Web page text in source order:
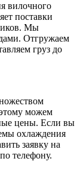
вилочного
поставки
Мы
Отгружаем
груз до
можем
цены. Если вы
охлаждения
заявку на
телефону.